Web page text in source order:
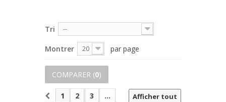
Tri --
Montrer 20 par page
COMPARER (0)
Afficher tout
1 2 3
...